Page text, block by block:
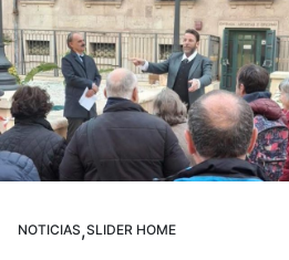
NOTICIAS,SLIDER HOME